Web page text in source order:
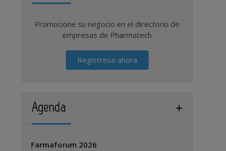
Promocione su negocio en el directorio de
empresas de Pharmatech
Regístrese ahora
Agenda
Farmaforum 2026